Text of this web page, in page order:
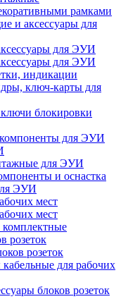
рамками
и аксессуары для
для ЭУИ
для ЭУИ
индикации
ключ-карты для
блокировки
для ЭУИ
для ЭУИ
и оснастка
ЭУИ
мест
мест
комплектные
розеток
розеток
для рабочих
блоков розеток